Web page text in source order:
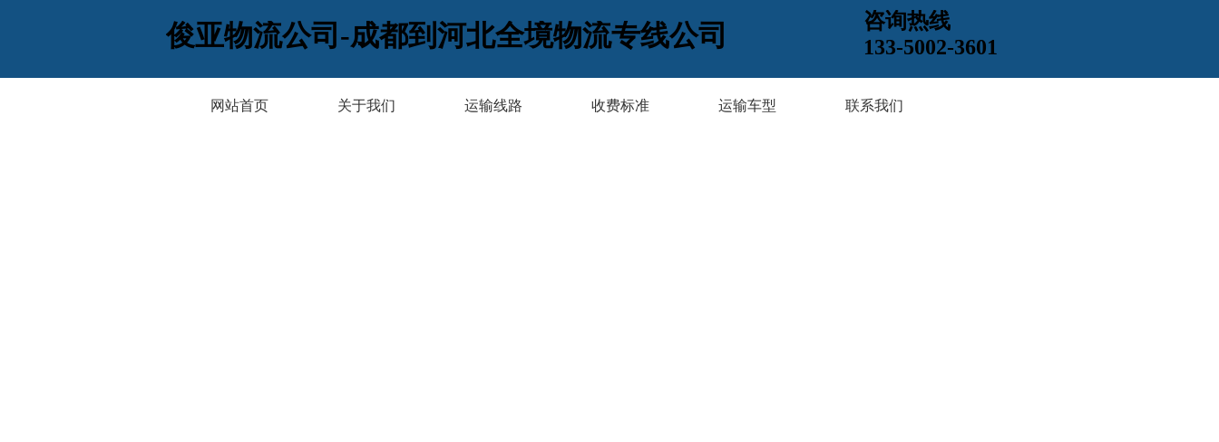
俊亚物流公司-成都到河北全境物流专线公司
咨询热线
133-5002-3601
网站首页 关于我们 运输线路 收费标准 运输车型 联系我们